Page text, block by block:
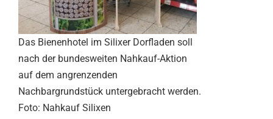
Das Bienenhotel im Silixer Dorfladen soll
nach der bundesweiten Nahkauf-Aktion
auf dem angrenzenden
Nachbargrundstück untergebracht werden.
Foto: Nahkauf Silixen